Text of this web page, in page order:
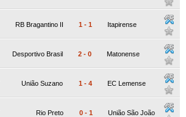
RB Bragantino II 1 - 1 Itapirense
Desportivo Brasil 2 - 0 Matonense
União Suzano 1 - 4 EC Lemense
Rio Preto 0 - 1 União São João